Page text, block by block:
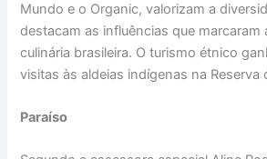
Mundo e o Organic, valorizam a
destacam as influências que marcaram
culinária brasileira. O turismo étnico
visitas às aldeias indígenas na Reserva
Paraíso